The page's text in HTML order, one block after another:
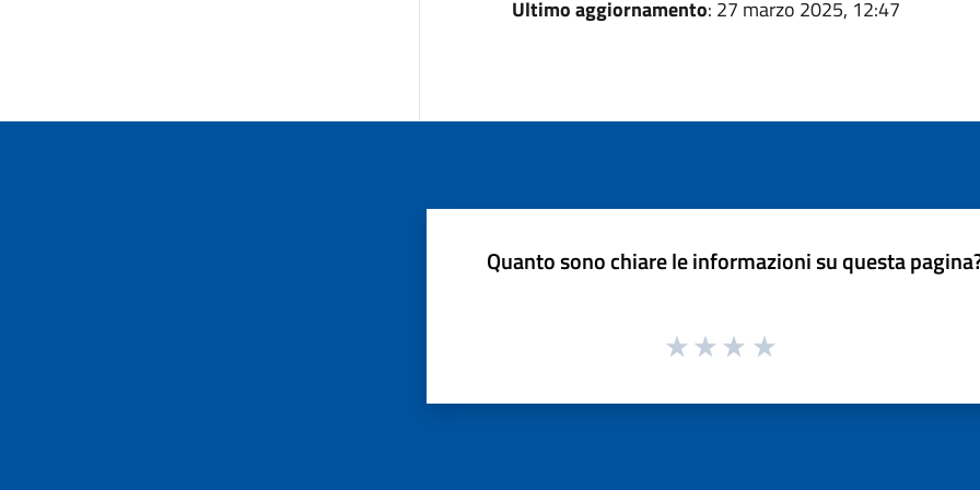
Ultimo aggiornamento: 27 marzo 2025, 12:47
Quanto sono chiare le informazioni su questa